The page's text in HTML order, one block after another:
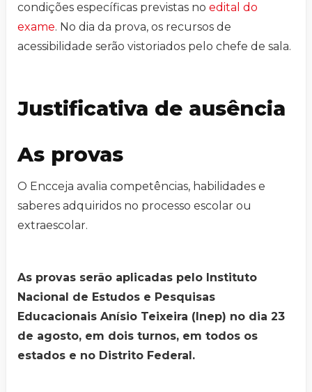
condições específicas previstas no edital do
exame. No dia da prova, os recursos de
acessibilidade serão vistoriados pelo chefe de sala.
Justificativa de ausência
As provas
O Encceja avalia competências, habilidades e
saberes adquiridos no processo escolar ou
extraescolar.
As provas serão aplicadas pelo Instituto
Nacional de Estudos e Pesquisas
Educacionais Anísio Teixeira (Inep) no dia 23
de agosto, em dois turnos, em todos os
estados e no Distrito Federal.